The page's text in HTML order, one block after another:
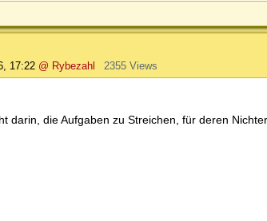
17:22 @ Rybezahl 2355 Views
darin, die Aufgaben zu Streichen, für deren